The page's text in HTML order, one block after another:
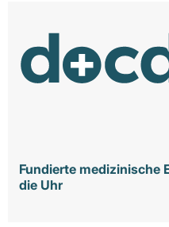
Fundierte medizinische
die Uhr